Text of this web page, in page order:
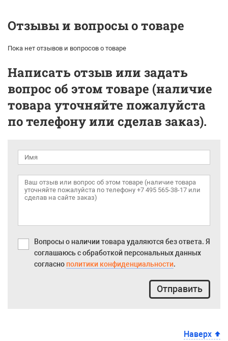
Отзывы и вопросы о товаре
Пока нет отзывов и вопросов о товаре
Написать отзыв или задать
вопрос об этом товаре (наличие
товара уточняйте пожалуйста
по телефону или сделав заказ).
Вопросы о наличии товара удаляются без ответа. Я
соглашаюсь с обработкой персональных данных
согласно политики конфиденциальности.
Отправить
Наверх